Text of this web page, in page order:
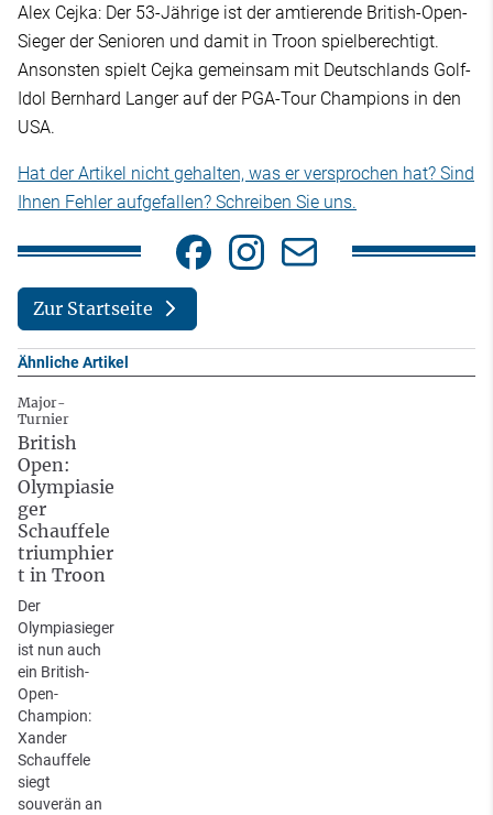
Alex Cejka: Der 53-Jährige ist der amtierende British-Open-
Sieger der Senioren und damit in Troon spielberechtigt.
Ansonsten spielt Cejka gemeinsam mit Deutschlands Golf-
Idol Bernhard Langer auf der PGA-Tour Champions in den
USA.
Hat der Artikel nicht gehalten, was er versprochen hat? Sind
Ihnen Fehler aufgefallen? Schreiben Sie uns.
Zur Startseite
Ähnliche Artikel
Major-
Turnier
British
Open:
Olympiasie
ger
Schauffele
triumphier
t in Troon
Der
Olympiasieger
ist nun auch
ein British-
Open-
Champion:
Xander
Schauffele
siegt
souverän an